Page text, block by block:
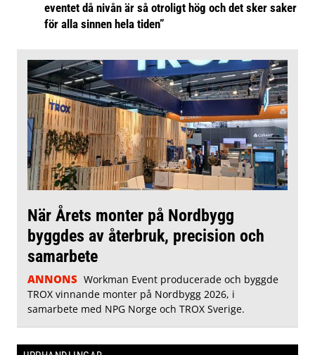
eventet då nivån är så otroligt hög och det sker saker
för alla sinnen hela tiden”
När Årets monter på Nordbygg
byggdes av återbruk, precision och
samarbete
ANNONS Workman Event producerade och byggde
TROX vinnande monter på Nordbygg 2026, i
samarbete med NPG Norge och TROX Sverige.